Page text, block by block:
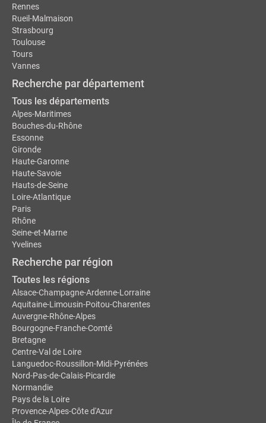
Rennes
Rueil-Malmaison
Strasbourg
Toulouse
Tours
Vannes
Recherche par département
Tous les départements
Alpes-Maritimes
Bouches-du-Rhône
Essonne
Gironde
Haute-Garonne
Haute-Savoie
Hauts-de-Seine
Loire-Atlantique
Paris
Rhône
Seine-et-Marne
Yvelines
Recherche par région
Toutes les régions
Alsace-Champagne-Ardenne-Lorraine
Aquitaine-Limousin-Poitou-Charentes
Auvergne-Rhône-Alpes
Bourgogne-Franche-Comté
Bretagne
Centre-Val de Loire
Languedoc-Roussillon-Midi-Pyrénées
Nord-Pas-de-Calais-Picardie
Normandie
Pays de la Loire
Provence-Alpes-Côte d'Azur